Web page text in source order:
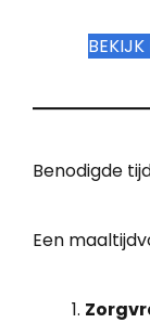
Benodigde
Een